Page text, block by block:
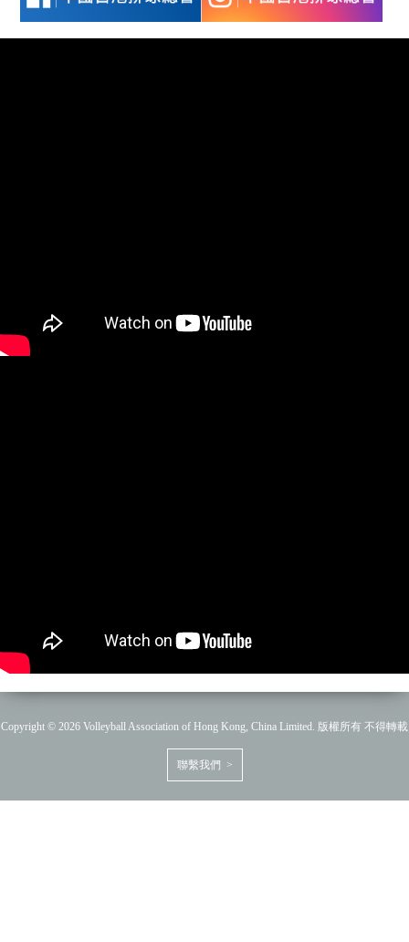
Copyright © 2026 Volleyball Association of Hong Kong, China Limited. 版權所有 不得轉載
聯繫我們 >